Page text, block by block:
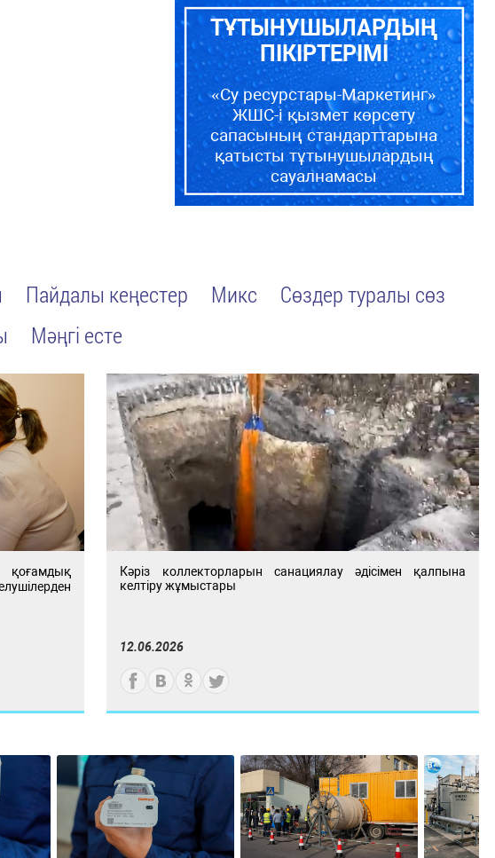
ТҰТЫНУШЫЛАРДЫҢ
ПІКІРТЕРІМІ
«Су ресурстары-Маркетинг»
ЖШС-і қызмет көрсету
сапасының стандарттарына
қатысты тұтынушылардың
сауалнамасы
Пайдалы кеңестер Микс
Сөздер туралы сөз
Мәңгі есте
Кәріз коллекторларын санациялау әдісімен қалпына
келтіру жұмыстары
12.06.2026